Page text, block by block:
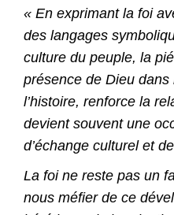
« En exprimant la foi
des langages
culture du peuple, la
présence de Dieu
l’histoire, renforce la
devient souvent une
d’échange culturel et
La foi ne reste pas un
nous méfier de ce